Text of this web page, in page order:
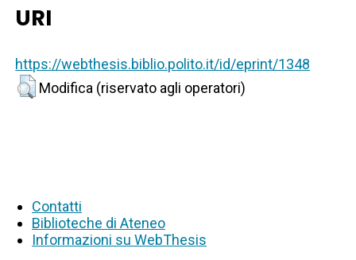
URI
https://webthesis.biblio.polito.it/id/eprint/1348
Modifica (riservato agli operatori)
Contatti
Biblioteche di Ateneo
Informazioni su WebThesis